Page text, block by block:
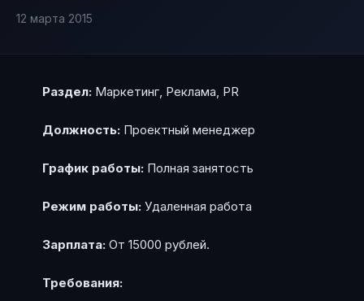
12 марта 2015
Раздел: Маркетинг, Реклама, PR
Должность: Проектный менеджер
График работы: Полная занятость
Режим работы: Удаленная работа
Зарплата: От 15000 рублей.
Требования: